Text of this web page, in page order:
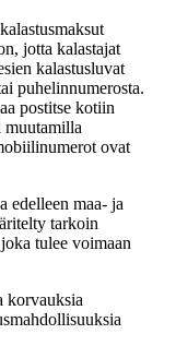
jotta kalastajat
kalastusluvat
puhelinnumerosta.
postitse kotiin
ovat
edelleen maa- ja
tarkoin
tulee voimaan
korvauksia